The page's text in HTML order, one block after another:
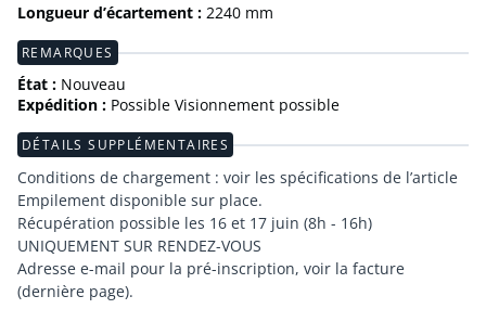
Longueur d’écartement : 2240 mm
REMARQUES
État : Nouveau
Expédition : Possible Visionnement possible
DÉTAILS SUPPLÉMENTAIRES
Conditions de chargement : voir les spécifications de l’article
Empilement disponible sur place.
Récupération possible les 16 et 17 juin (8h - 16h)
UNIQUEMENT SUR RENDEZ-VOUS
Adresse e-mail pour la pré-inscription, voir la facture
(dernière page).